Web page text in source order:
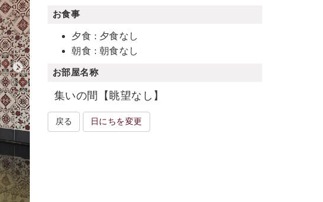
お食事
夕食 : 夕食なし
朝食 : 朝食なし
お部屋名称
集いの間【眺望なし】
戻る 日にちを変更